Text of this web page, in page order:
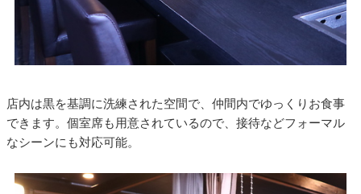
店内は黒を基調に洗練された空間で、仲間内でゆっくりお食事
できます。個室席も用意されているので、接待などフォーマル
なシーンにも対応可能。